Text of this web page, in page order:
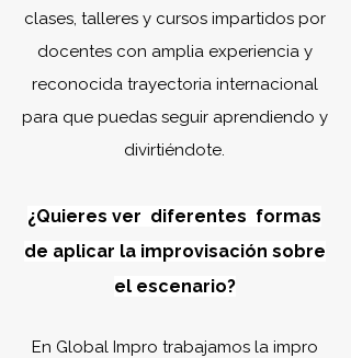
clases, talleres y cursos impartidos por
docentes con amplia experiencia y
reconocida trayectoria internacional
para que puedas seguir aprendiendo y
divirtiéndote.
¿Quieres ver diferentes formas
de aplicar la improvisación sobre
el escenario?
En Global Impro trabajamos la impro